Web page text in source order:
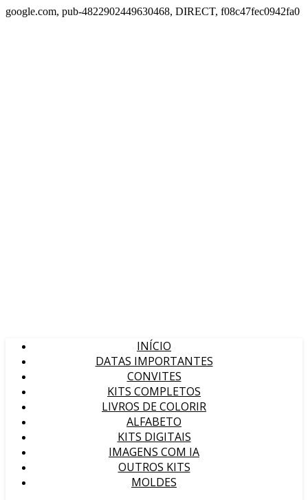
google.com, pub-4822902449630468, DIRECT, f08c47fec0942fa0
INÍCIO
DATAS IMPORTANTES
CONVITES
KITS COMPLETOS
LIVROS DE COLORIR
ALFABETO
KITS DIGITAIS
IMAGENS COM IA
OUTROS KITS
MOLDES